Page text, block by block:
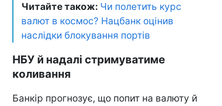
Читайте також: Чи полетить курс
валют в космос? Нацбанк оцінив
наслідки блокування портів
НБУ й надалі стримуватиме
коливання
Банкір прогнозує, що попит на валюту й